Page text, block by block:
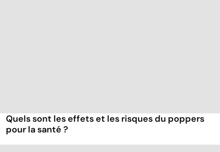
Quels sont les effets et les risques du poppers
pour la santé ?